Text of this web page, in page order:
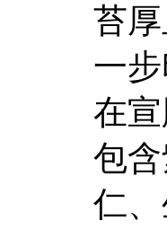
苔
一步
在
包
仁